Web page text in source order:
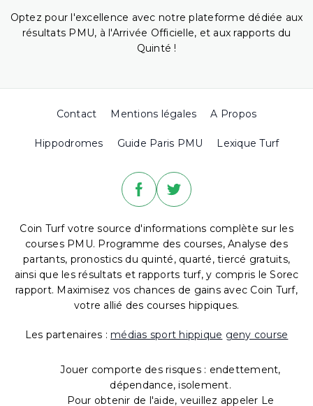
Optez pour l'excellence avec notre plateforme dédiée aux
résultats PMU, à l'Arrivée Officielle, et aux rapports du
Quinté !
Contact Mentions légales A Propos
Hippodromes Guide Paris PMU Lexique Turf
Coin Turf votre source d'informations complète sur les
courses PMU. Programme des courses, Analyse des
partants, pronostics du quinté, quarté, tiercé gratuits,
ainsi que les résultats et rapports turf, y compris le Sorec
rapport. Maximisez vos chances de gains avec Coin Turf,
votre allié des courses hippiques.
Les partenaires : médias sport hippique geny course
Jouer comporte des risques : endettement,
dépendance, isolement.
Pour obtenir de l'aide, veuillez appeler Le